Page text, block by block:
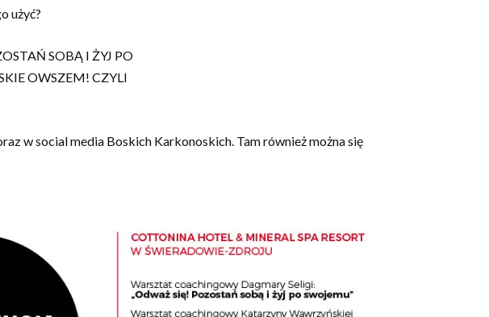
użyć?
SOBĄ I ŻYJ PO
OWSZEM! CZYLI
w social media Boskich Karkonoskich. Tam również można się